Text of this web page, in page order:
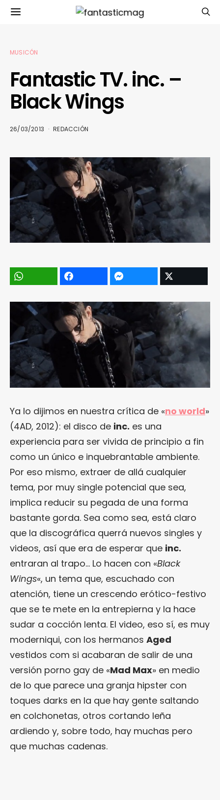
MUSICÓN
Fantastic TV. inc. –
Black Wings
26/03/2013 REDACCIÓN
Ya lo dijimos en nuestra crítica de «no world»
(4AD, 2012): el disco de inc. es una
experiencia para ser vivida de principio a fin
como un único e inquebrantable ambiente.
Por eso mismo, extraer de allá cualquier
tema, por muy single potencial que sea,
implica reducir su pegada de una forma
bastante gorda. Sea como sea, está claro
que la discográfica querrá nuevos singles y
videos, así que era de esperar que inc.
entraran al trapo… Lo hacen con «Black
Wings«, un tema que, escuchado con
atención, tiene un crescendo erótico-festivo
que se te mete en la entrepierna y la hace
sudar a cocción lenta. El video, eso sí, es muy
moderniqui, con los hermanos Aged
vestidos com si acabaran de salir de una
versión porno gay de «Mad Max» en medio
de lo que parece una granja hipster con
toques darks en la que hay gente saltando
en colchonetas, otros cortando leña
ardiendo y, sobre todo, hay muchas pero
que muchas cadenas.